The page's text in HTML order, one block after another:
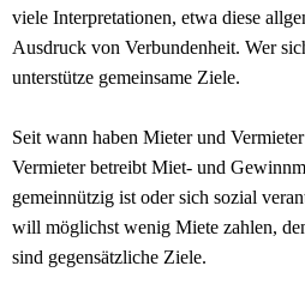
viele Interpretationen, etwa diese
Ausdruck von Verbundenheit. Wer
unterstütze gemeinsame Ziele.
Seit wann haben Mieter und
Vermieter betreibt Miet- und
gemeinnützig ist oder sich sozial
will möglichst wenig Miete zahlen,
sind gegensätzliche Ziele.